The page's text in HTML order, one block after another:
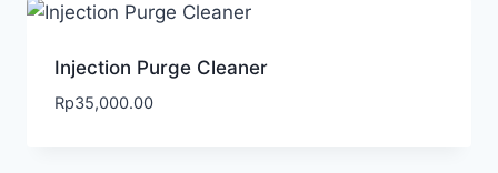
Injection Purge Cleaner
Rp35,000.00